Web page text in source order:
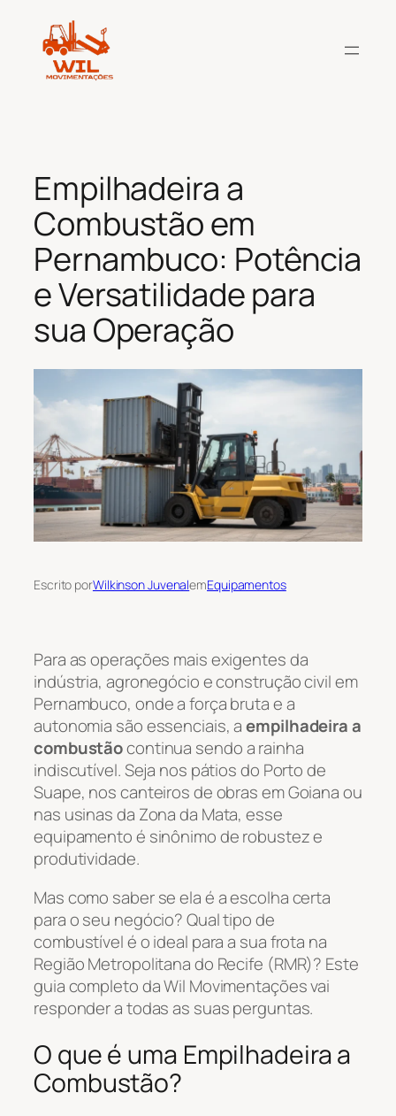
conteúdo
Empilhadeira a
Combustão em
Pernambuco: Potência
e Versatilidade para
sua Operação
Escrito porWilkinson JuvenalemEquipamentos
Para as operações mais exigentes da
indústria, agronegócio e construção civil em
Pernambuco, onde a força bruta e a
autonomia são essenciais, aempilhadeira a
combustãocontinua sendo a rainha
indiscutível. Seja nos pátios do Porto de
Suape, nos canteiros de obras em Goiana ou
nas usinas da Zona da Mata, esse
equipamento é sinônimo de robustez e
produtividade.
Mas como saber se ela é a escolha certa
para o seu negócio? Qual tipo de
combustível é o ideal para a sua frota na
Região Metropolitana do Recife (RMR)? Este
guia completo da Wil Movimentações vai
responder a todas as suas perguntas.
O que é uma Empilhadeira a
Combustão?